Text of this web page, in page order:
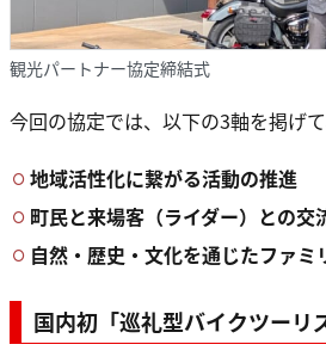
観光パートナー協定締結式
今回の協定では、以下の3軸を掲げ
地域活性化に繋がる活動の推進
町民と来場客（ライダー）との交
自然・歴史・文化を通じたファミ
国内初「巡礼型バイクツーリ